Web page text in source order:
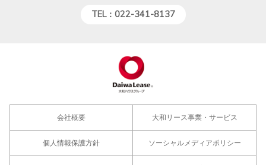
TEL：022-341-8137
会社概要 大和リース事業・サービス
個人情報保護方針 ソーシャルメディアポリシー